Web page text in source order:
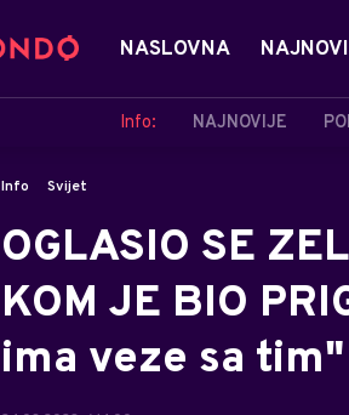
NASLOVNA
Info: NAJNOVIJE
Info Svijet
OGLASIO SE
KOM JE BIO
ima veze sa tim"